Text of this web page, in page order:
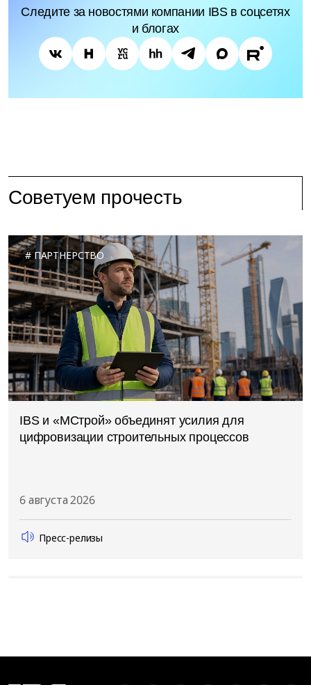
Следите за новостями компании IBS в соцсетях
и блогах
Советуем прочесть
ПАРТНЕРСТВО
IBS и «МСтрой» объединят усилия для
цифровизации строительных процессов
6 августа 2026
Пресс-релизы